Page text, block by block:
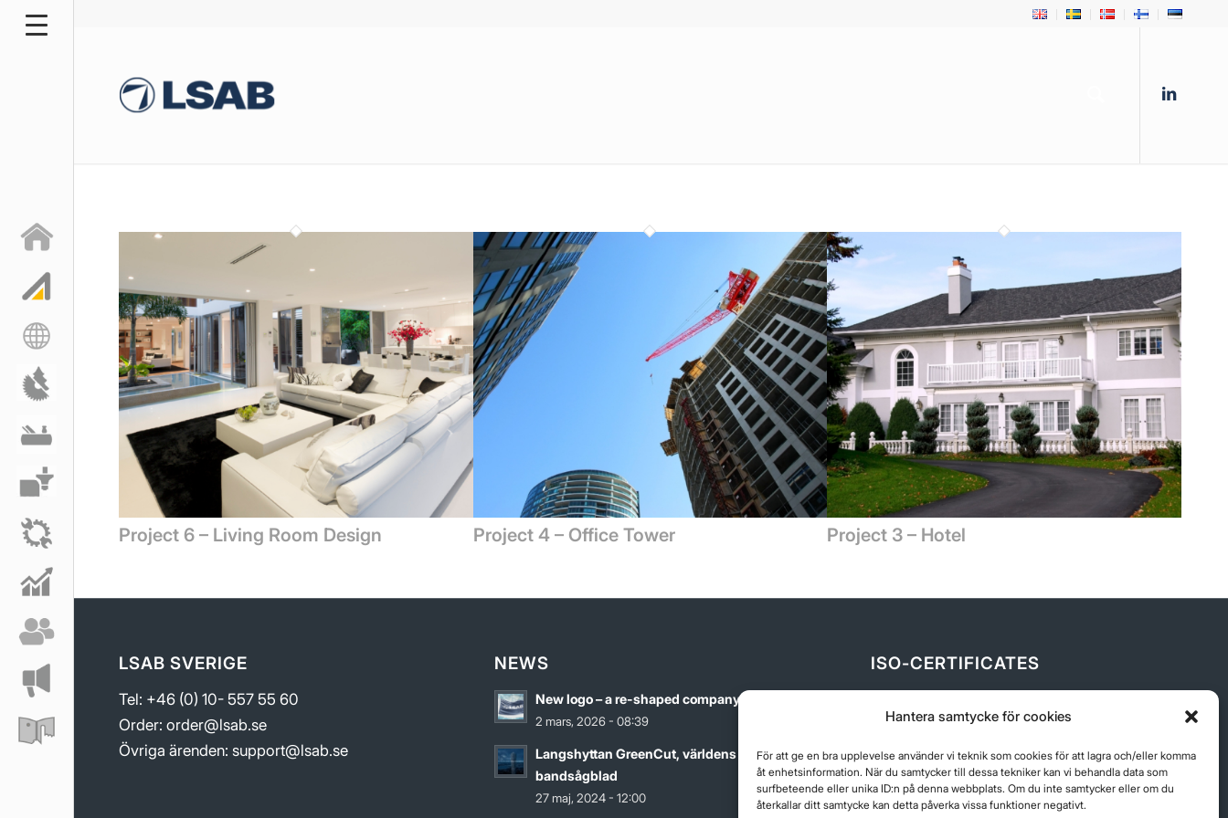
Hantera samtycke för cookies
För att ge en bra upplevelse använder vi teknik som cookies för att lagra och/eller komma
åt enhetsinformation. När du samtycker till dessa tekniker kan vi behandla data som
surfbeteende eller unika ID:n på denna webbplats. Om du inte samtycker eller om du
återkallar ditt samtycke kan detta påverka vissa funktioner negativt.
Project 6 – Living Room Design Project 4 – Office Tower Project 3 – Hotel
LSAB SVERIGE
Tel: +46 (0) 10- 557 55 60
Order: order@lsab.se
Övriga ärenden: support@lsab.se
NEWS
New logo – a re-shaped company
2 mars, 2026 - 08:39
Langshyttan GreenCut, världens grönaste
bandsågblad
27 maj, 2024 - 12:00
ISO-CERTIFICATES